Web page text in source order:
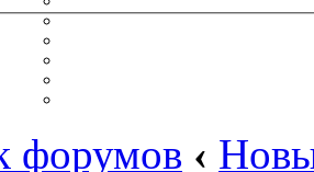
НЕПРОЧИТАННЫЕ
форумов ‹